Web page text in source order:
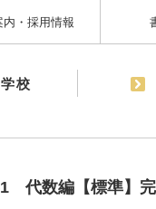
・採用情報
校
代数編【標準】